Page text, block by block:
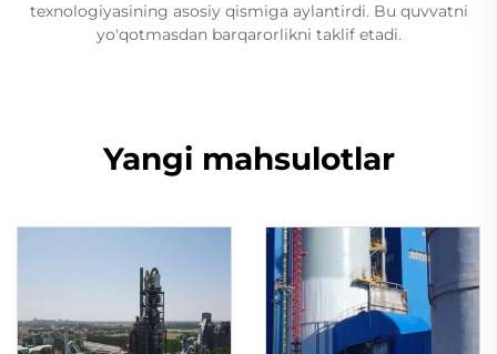
texnologiyasining asosiy qismiga aylantirdi. Bu quvvatni
yo'qotmasdan barqarorlikni taklif etadi.
Yangi mahsulotlar